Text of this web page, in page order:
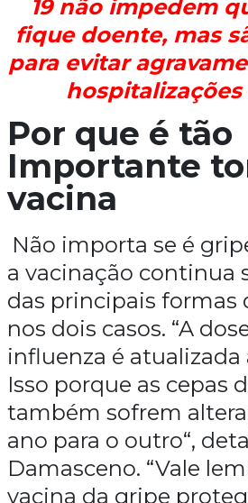
19 não impedem
fique doente, mas
para evitar
Por que é tão
Importante
vacina
Não importa se é
a vacinação continua
das principais formas
nos dois casos. “A
influenza é
Isso porque as cepas
também sofrem
ano para o outro“,
Damasceno. “Vale
vacina da gripe